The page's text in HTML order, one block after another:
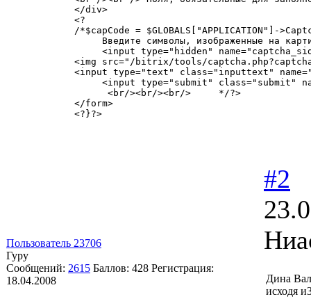
</div>
<?
/*$capCode = $GLOBALS["APPLICATION"]-
Введите символы, изображенные на
<input type="hidden"
<img src="/bitrix/tools/
<input type="text" class="inputtext"
<input type="submit" class="submit"
<br/><br/><br/>     */?>
</form>
<?}?>
Пользователь 23706
Гуру
Сообщений: 2615 Баллов: 428 Регистрация:
18.04.2008
#2
Дина
исходя